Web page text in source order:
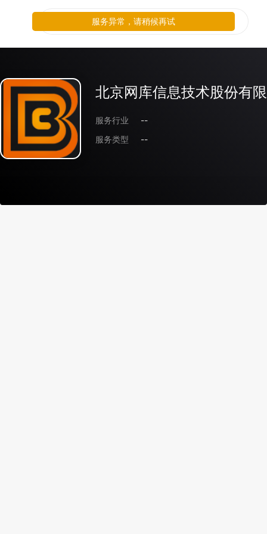
北京网库信息技术股份有
服务行业
--
服务类型
--
服务异常，请稍候再试